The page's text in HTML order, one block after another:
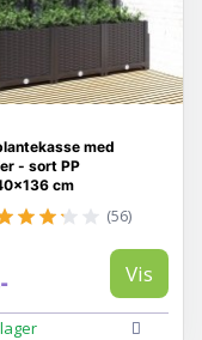
med
- sort PP
cm
(56)
Vis